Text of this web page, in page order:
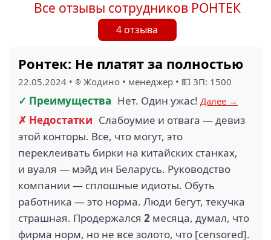
Все отзывы сотрудников РОНТЕК
4 отзыва
Ронтек: Не платят за полностью
22.05.2024 • Жодино • менеджер • 💵 ЗП: 1500
✓ Преимущества Нет. Один ужас! Далее →
✗ Недостатки Слабоумие и отвага — девиз
этой конторы. Все, что могут, это
переклеивать бирки на китайских станках,
и вуаля — мэйд ин Беларусь. Руководство
компании — сплошные идиоты. Обуть
работника — это норма. Люди бегут, текучка
страшная. Продержался 2 месяца, думал, что
фирма норм, но не все золото, что [censored].